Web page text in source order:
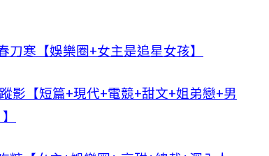
刀寒【娛樂圈+女主是追星女孩】
影【短篇+現代+電競+甜文+姐弟戀+男